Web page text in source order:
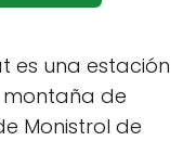
es una estación
de
Monistrol de